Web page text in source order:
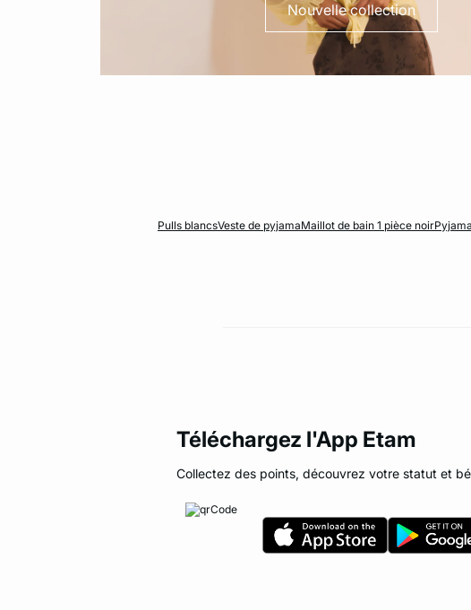
Nouvelle collection
Pulls blancsVeste de pyjamaMaillot de bain 1 pièce noir
Téléchargez l'App Etam
Collectez des points, découvrez votre statut et